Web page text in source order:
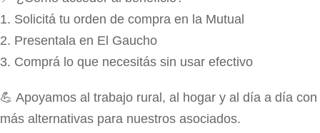
1. Solicitá tu orden de compra en la Mutual
2. Presentala en El Gaucho
3. Comprá lo que necesitás sin usar efectivo
💪 Apoyamos al trabajo rural, al hogar y al día a día con
más alternativas para nuestros asociados.